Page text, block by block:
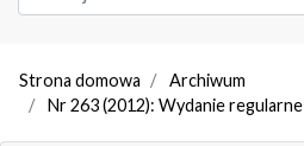
Strona domowa
Archiwum
Nr 263 (2012): Wydanie regularne